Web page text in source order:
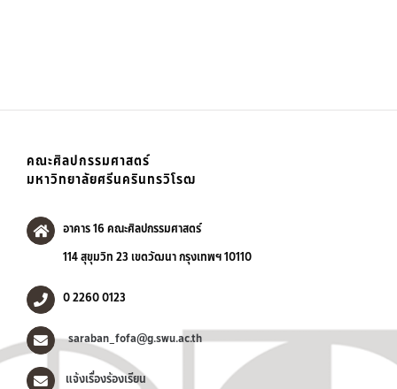
คณะศิลปกรรมศาสตร์
มหาวิทยาลัยศรีนครินทรวิโรฒ
อาคาร 16 คณะศิลปกรรมศาสตร์
114 สุขุมวิท 23 เขตวัฒนา กรุงเทพฯ 10110
0 2260 0123
saraban_fofa@g.swu.ac.th
แจ้งเรื่องร้องเรียน